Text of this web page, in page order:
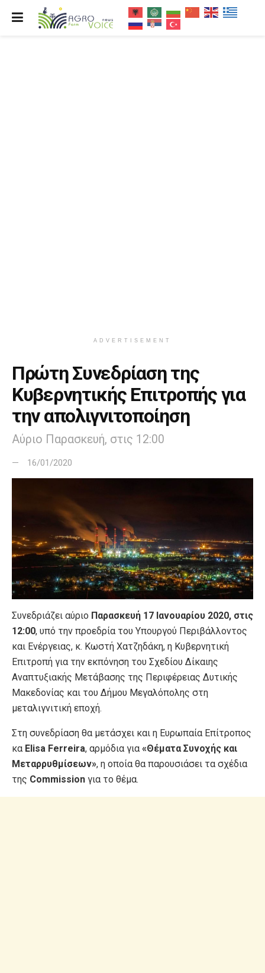
ADVERTISEMENT
Πρώτη Συνεδρίαση της
Κυβερνητικής Επιτροπής για
την απολιγνιτοποίηση
Αύριο Παρασκευή, στις 12:00
16/01/2020
Συνεδριάζει αύριο Παρασκευή 17 Ιανουαρίου 2020, στις
12:00, υπό την προεδρία του Υπουργού Περιβάλλοντος
και Ενέργειας, κ. Κωστή Χατζηδάκη, η Κυβερνητική
Επιτροπή για την εκπόνηση του Σχεδίου Δίκαιης
Αναπτυξιακής Μετάβασης της Περιφέρειας Δυτικής
Μακεδονίας και του Δήμου Μεγαλόπολης στη
μεταλιγνιτική εποχή.
Στη συνεδρίαση θα μετάσχει και η Ευρωπαία Επίτροπος
κα Elisa Ferreira, αρμόδια για «Θέματα Συνοχής και
Μεταρρυθμίσεων», η οποία θα παρουσιάσει τα σχέδια
της Commission για το θέμα.